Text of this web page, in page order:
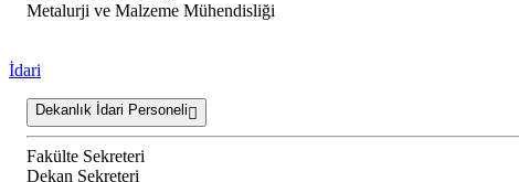
Metalurji ve Malzeme Mühendisliği
İdari
Dekanlık İdari Personeli
Fakülte Sekreteri
Dekan Sekreteri